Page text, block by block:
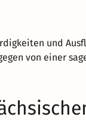
und
von einer